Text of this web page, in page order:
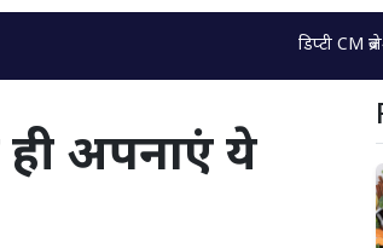
डिप्टी CM ब्रजेश पाठक
अपनाएं ये